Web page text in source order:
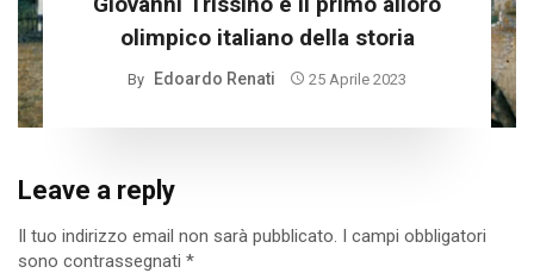
olimpico italiano della storia
By Edoardo Renati 25 Aprile 2023
Leave a reply
Il tuo indirizzo email non sarà pubblicato. I campi obbligatori
sono contrassegnati *